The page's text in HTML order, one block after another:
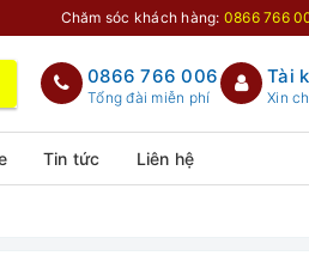
Chăm sóc khách hàng: 0866 766
0866 766 006
Tổng đài miễn phí
Tài
Xin
Tin tức Liên hệ